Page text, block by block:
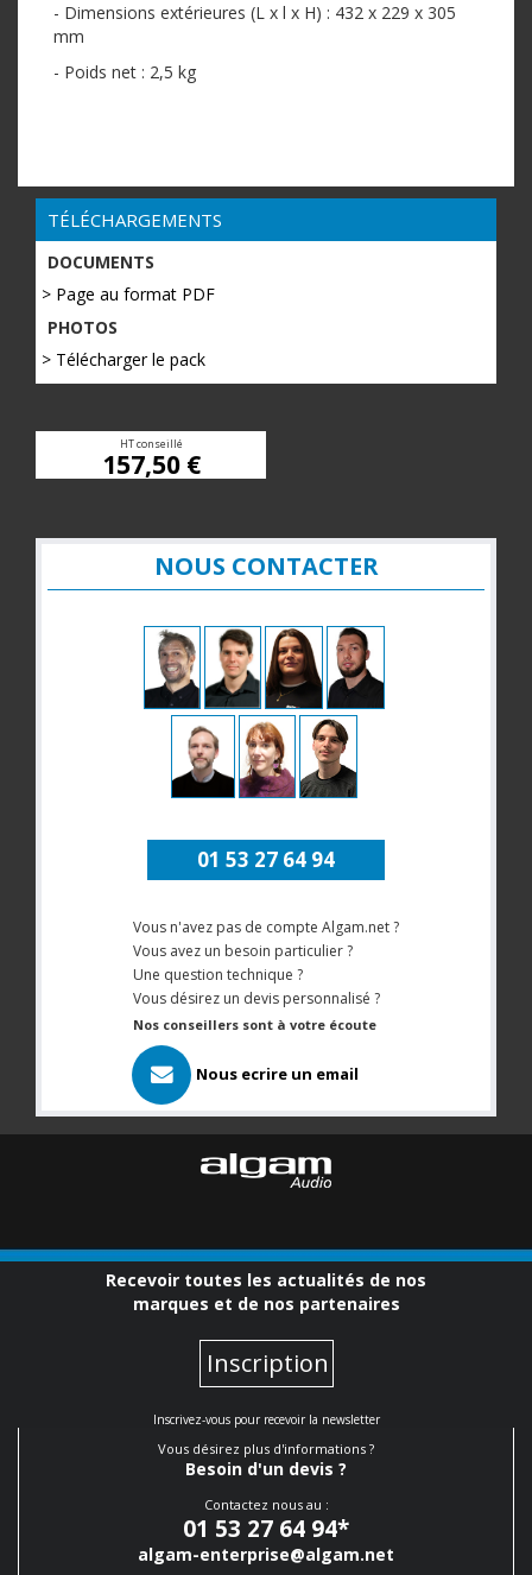
- Dimensions extérieures (L x l x H) : 432 x 229 x 305
mm
- Poids net : 2,5 kg
TÉLÉCHARGEMENTS
DOCUMENTS
> Page au format PDF
PHOTOS
> Télécharger le pack
HT conseillé
157,50 €
NOUS CONTACTER
01 53 27 64 94
Vous n'avez pas de compte Algam.net ?
Vous avez un besoin particulier ?
Une question technique ?
Vous désirez un devis personnalisé ?
Nos conseillers sont à votre écoute
Nous ecrire un email
Recevoir toutes les actualités de nos
marques et de nos partenaires
Inscription
Inscrivez-vous pour recevoir la newsletter
Vous désirez plus d'informations ?
Besoin d'un devis ?
Contactez nous au :
01 53 27 64 94*
algam-enterprise@algam.net